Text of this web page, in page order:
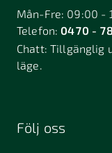
Mån-Fre: 09:00 -
Telefon:0470 -
Chatt:Tillgänglig
läge.
Följ oss